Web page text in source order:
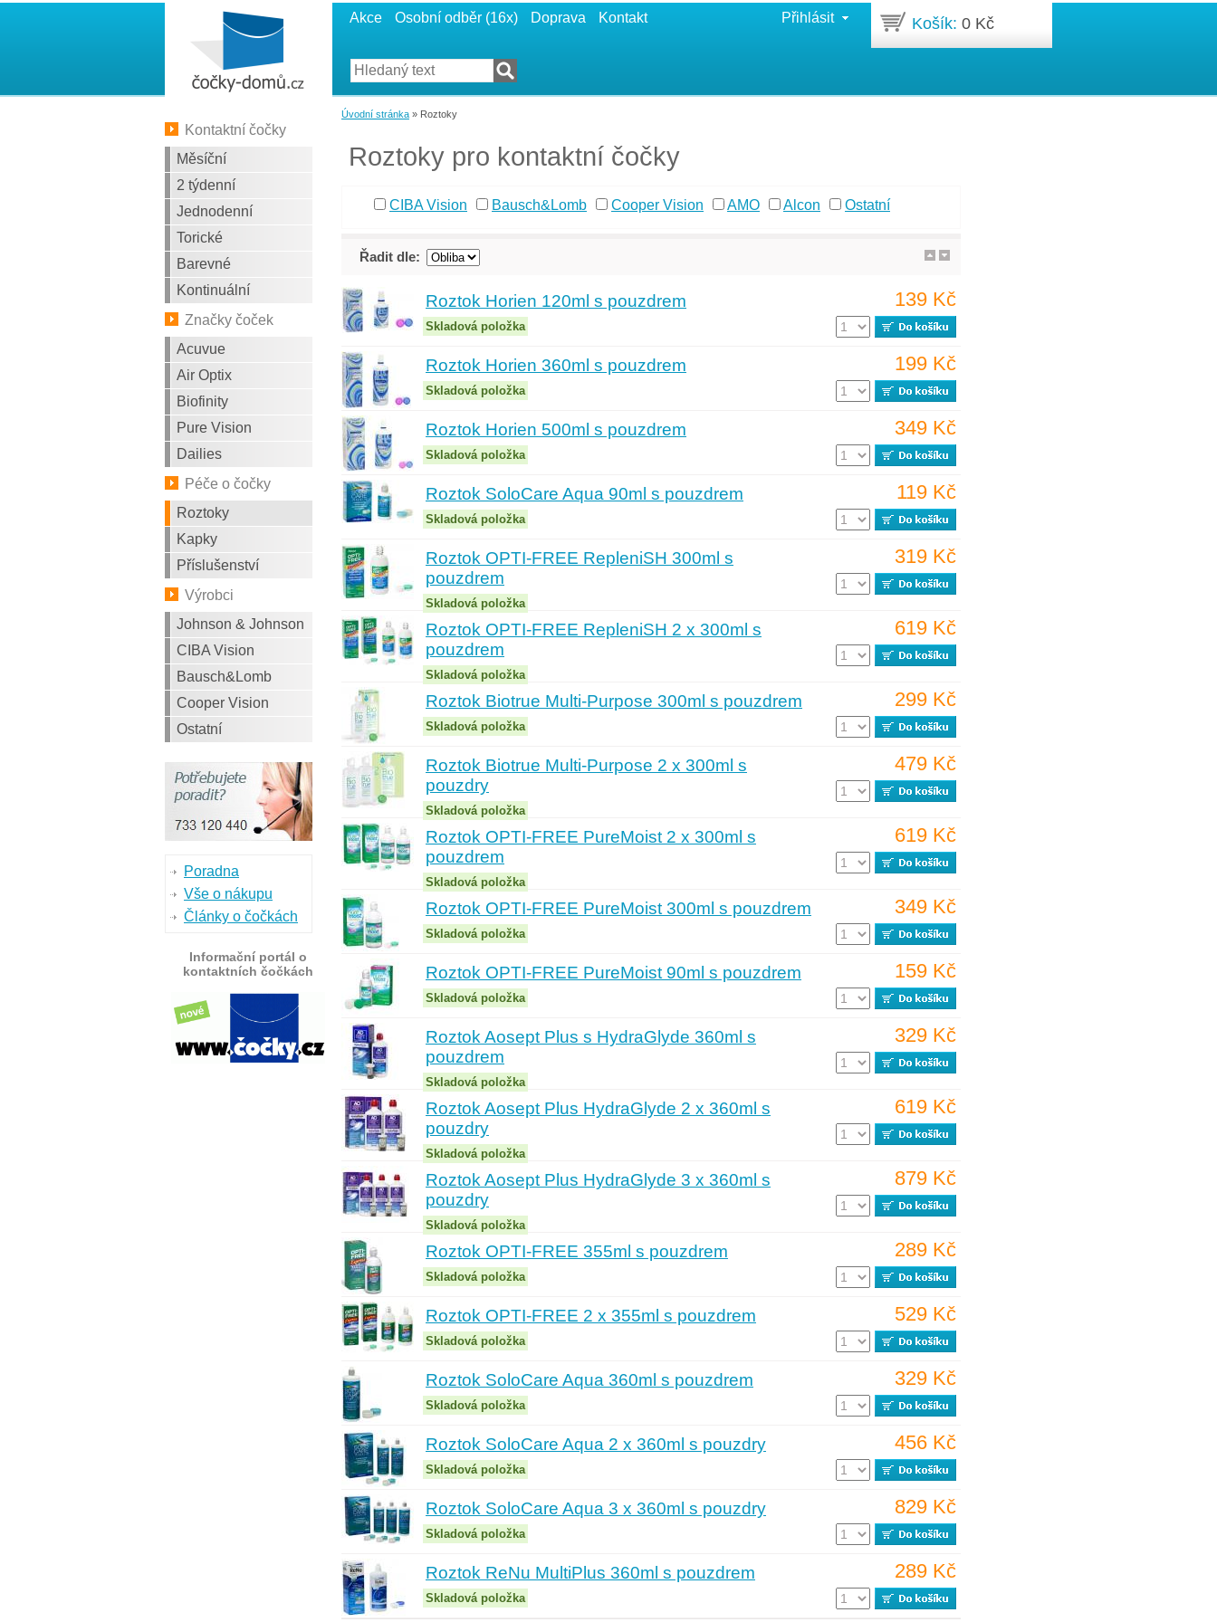
Akce Osobní odběr (16x) Doprava Kontakt Přihlásit Košík: 0 Kč
Kontaktní čočky
Měsíční
2 týdenní
Jednodenní
Torické
Barevné
Kontinuální
Značky čoček
Acuvue
Air Optix
Biofinity
Pure Vision
Dailies
Péče o čočky
Roztoky
Kapky
Příslušenství
Výrobci
Johnson & Johnson
CIBA Vision
Bausch&Lomb
Cooper Vision
Ostatní
Poradna
Vše o nákupu
Články o čočkách
Informační portál o
kontaktních čočkách
Úvodní stránka » Roztoky
Roztoky pro kontaktní čočky
CIBA Vision Bausch&Lomb Cooper Vision AMO Alcon Ostatní
Řadit dle:
Roztok Horien 120ml s pouzdrem
Skladová položka
139 Kč
Roztok Horien 360ml s pouzdrem
Skladová položka
199 Kč
Roztok Horien 500ml s pouzdrem
Skladová položka
349 Kč
Roztok SoloCare Aqua 90ml s pouzdrem
Skladová položka
119 Kč
Roztok OPTI-FREE RepleniSH 300ml s
pouzdrem
Skladová položka
319 Kč
Roztok OPTI-FREE RepleniSH 2 x 300ml s
pouzdrem
Skladová položka
619 Kč
Roztok Biotrue Multi-Purpose 300ml s pouzdrem
Skladová položka
299 Kč
Roztok Biotrue Multi-Purpose 2 x 300ml s
pouzdry
Skladová položka
479 Kč
Roztok OPTI-FREE PureMoist 2 x 300ml s
pouzdrem
Skladová položka
619 Kč
Roztok OPTI-FREE PureMoist 300ml s pouzdrem
Skladová položka
349 Kč
Roztok OPTI-FREE PureMoist 90ml s pouzdrem
Skladová položka
159 Kč
Roztok Aosept Plus s HydraGlyde 360ml s
pouzdrem
Skladová položka
329 Kč
Roztok Aosept Plus HydraGlyde 2 x 360ml s
pouzdry
Skladová položka
619 Kč
Roztok Aosept Plus HydraGlyde 3 x 360ml s
pouzdry
Skladová položka
879 Kč
Roztok OPTI-FREE 355ml s pouzdrem
Skladová položka
289 Kč
Roztok OPTI-FREE 2 x 355ml s pouzdrem
Skladová položka
529 Kč
Roztok SoloCare Aqua 360ml s pouzdrem
Skladová položka
329 Kč
Roztok SoloCare Aqua 2 x 360ml s pouzdry
Skladová položka
456 Kč
Roztok SoloCare Aqua 3 x 360ml s pouzdry
Skladová položka
829 Kč
Roztok ReNu MultiPlus 360ml s pouzdrem
Skladová položka
289 Kč